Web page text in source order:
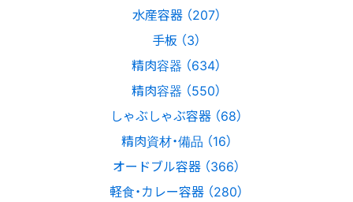
水産容器 （207）
手板 （3）
精肉容器 （634）
精肉容器 （550）
しゃぶしゃぶ容器 （68）
精肉資材・備品 （16）
オードブル容器 （366）
軽食・カレー容器 （280）